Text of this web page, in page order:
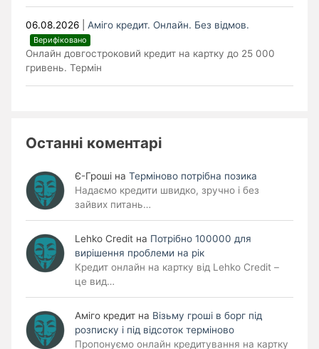
06.08.2026 Аміго кредит. Онлайн. Без відмов.
Верифіковано
Онлайн довгостроковий кредит на картку до 25 000
гривень. Термін
Останні коментарі
Є-Гроші на Терміново потрібна позика
Надаємо кредити швидко, зручно і без
зайвих питань…
Lehko Сredit на Потрібно 100000 для
вирішення проблеми на рік
Кредит онлайн на картку від Lehko Credit –
це вид…
Аміго кредит на Візьму гроші в борг під
розписку і під відсоток терміново
Пропонуємо онлайн кредитування на картку